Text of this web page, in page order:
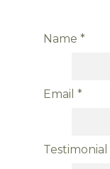
Name *
Email *
Testimonial